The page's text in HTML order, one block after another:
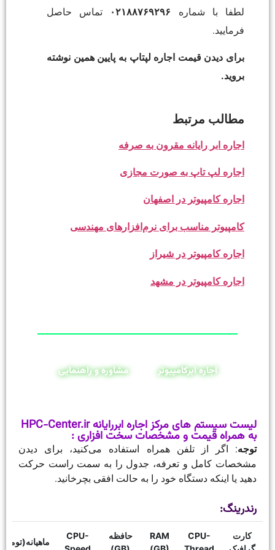
لطفا با شماره ۰۲۱۸۸۷۶۹۲۹۶
تماس حاصل
فرمایید.
برای دیدن قیمت اجاره لپتاپ به پایین همین نوشته
بروید.
مطالب مرتبط
اجاره ابر رایانه مقرون به صرفه
اجاره لپ تاپ به صورت مجازی
اجاره کامپیوتر در اصفهان
کامپیوتر مناسب برای نرم‌افزارهای مهندسی
اجاره کامپیوتر در شیراز
اجاره کامپیوتر در مشهد
اجاره ابرکامپیوتر مشاوره و راهنمایی
لیست سیستم های مرکز اجاره ابررایانه HPC-Center.ir
به همراه قیمت و مشخصات سخت افزاری :
توجه: اگر از تلفن همراه استفاده می‌کنید، برای دیدن
مشخصات کامل و تعرفه، جدول را به سمت راست حرکت
دهید یا اینکه دستگاه خود را به حالت افقی بچرخانید.
رندرینگ:
کارت
CPU-
RAM
حافظه
CPU-